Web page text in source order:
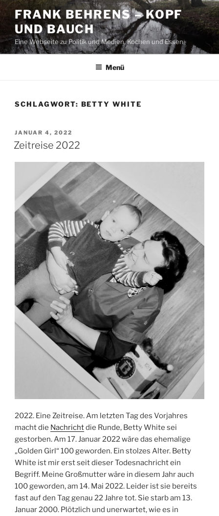
Zum
Inhalt
springen
FRANK BEHRENS – KOPF
UND BAUCH
Eine Webseite zu Politik und Medien, Kochen und Essen
Menü
SCHLAGWORT: BETTY WHITE
VERÖFFENTLICHT
AM
JANUAR 4, 2022
Zeitreise 2022
2022. Eine Zeitreise. Am letzten Tag des Vorjahres
macht die Nachrichtdie Runde, Betty White sei
gestorben. Am 17. Januar 2022 wäre das ehemalige
„Golden Girl“ 100 geworden. Ein stolzes Alter. Betty
White ist mir erst seit dieser Todesnachricht ein
Begriff. Meine Großmutter wäre in diesem Jahr auch
100 geworden, am 14. Mai 2022. Leider ist sie bereits
fast auf den Tag genau 22 Jahre tot. Sie starb am 13.
Januar 2000. Plötzlich und unerwartet, wie es in